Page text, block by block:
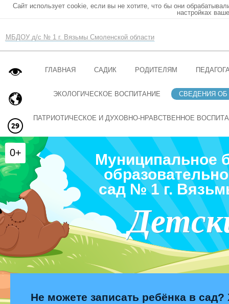
Сайт использует cookie, если вы не хотите, что бы они
настройках
МБДОУ д/с № 1 г. Вязьмы Смоленской области
ГЛАВНАЯ САДИК РОДИТЕЛЯМ
ЭКОЛОГИЧЕСКОЕ ВОСПИТАНИЕ СВЕДЕНИЯ ОБ
ПАТРИОТИЧЕСКОЕ И ДУХОВНО-НРАВСТВЕННОЕ
Муниципальное
сад № 1 г.
Не можете записать ребёнка в сад?
0+